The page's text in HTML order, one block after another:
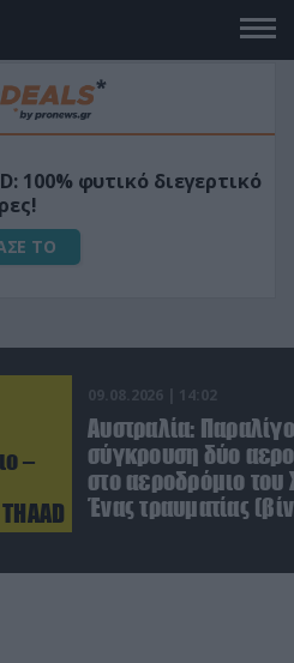
τον κήπο σου με το
Μίνι Αλυσοπρίονο με
λιθίου
ΤΟ
–
09.08.2026 | 14:02
Αυστραλία: Παραλίγο
σύγκρουση δύο
στο αεροδρόμιο του
Ένας τραυματίας